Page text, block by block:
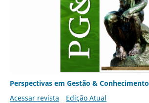
Perspectivas em Gestão & Conhecimento
Acessar revista
Edição Atual